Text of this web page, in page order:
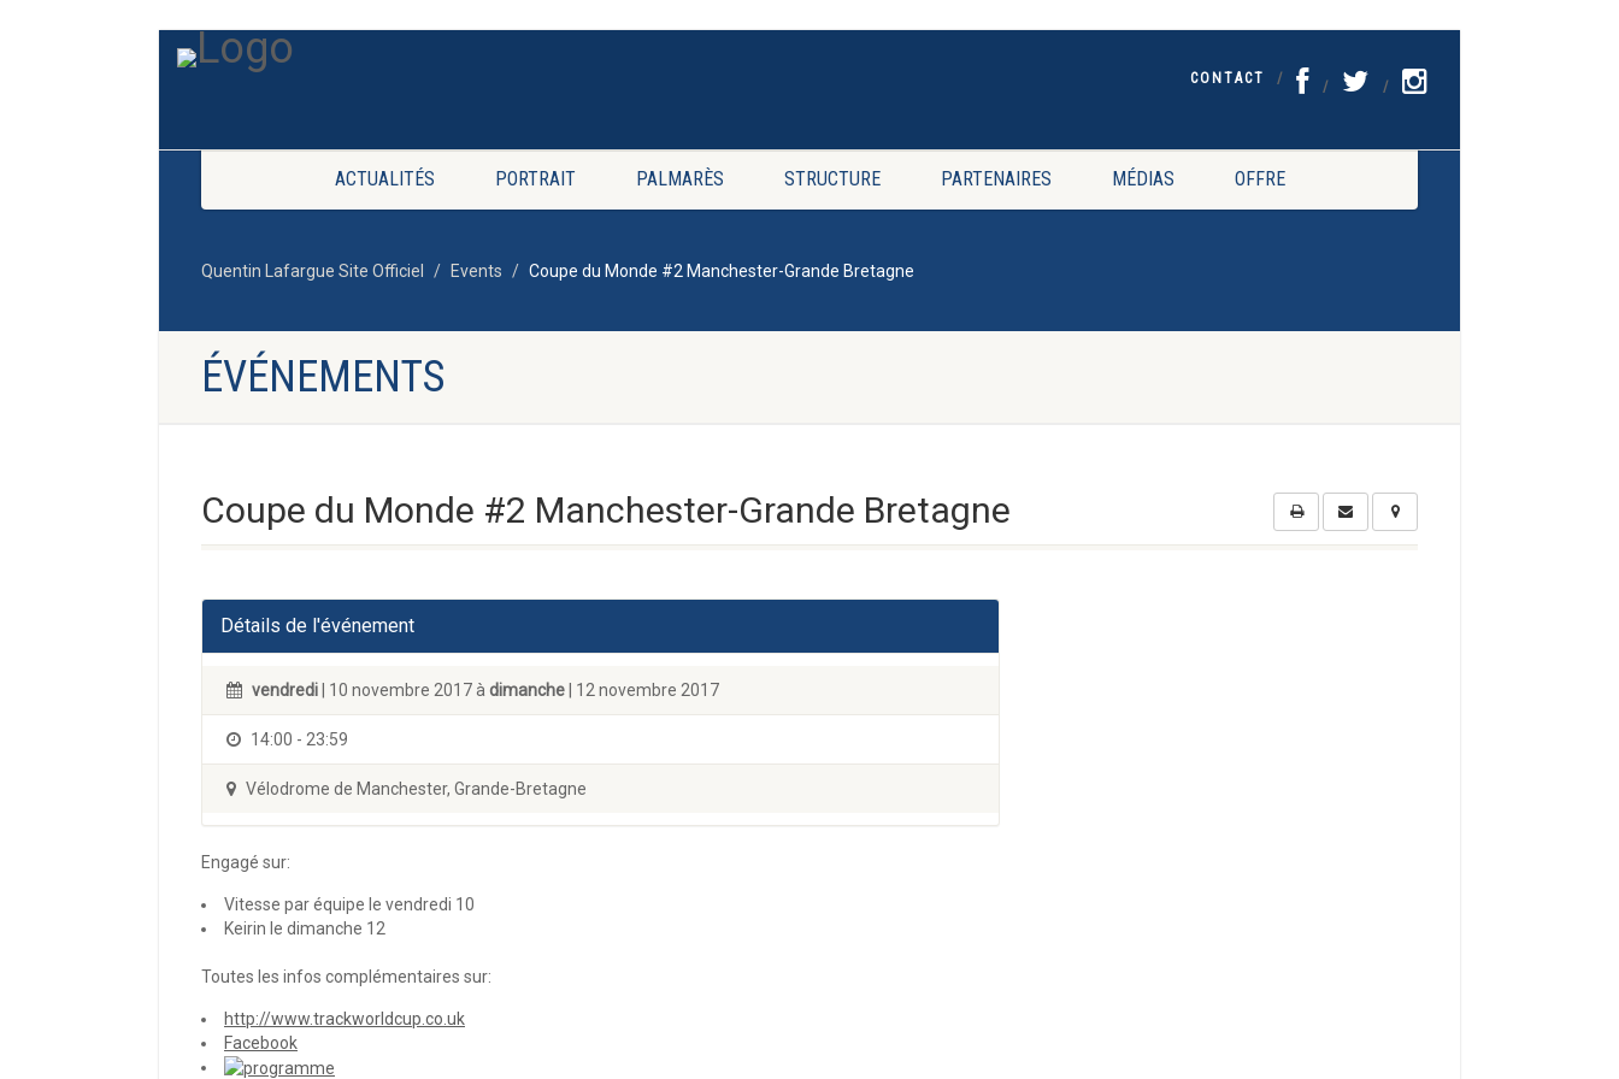
CONTACT
ACTUALITÉS PORTRAIT PALMARÈS STRUCTURE PARTENAIRES MÉDIAS OFFRE
Quentin Lafargue Site Officiel Events Coupe du Monde #2 Manchester-Grande Bretagne
ÉVÉNEMENTS
Coupe du Monde #2 Manchester-Grande Bretagne
Détails de l'événement
vendredi | 10 novembre 2017 à dimanche | 12 novembre 2017
14:00 - 23:59
Vélodrome de Manchester, Grande-Bretagne
Engagé sur:
Vitesse par équipe le vendredi 10
Keirin le dimanche 12
Toutes les infos complémentaires sur:
http://www.trackworldcup.co.uk
Facebook